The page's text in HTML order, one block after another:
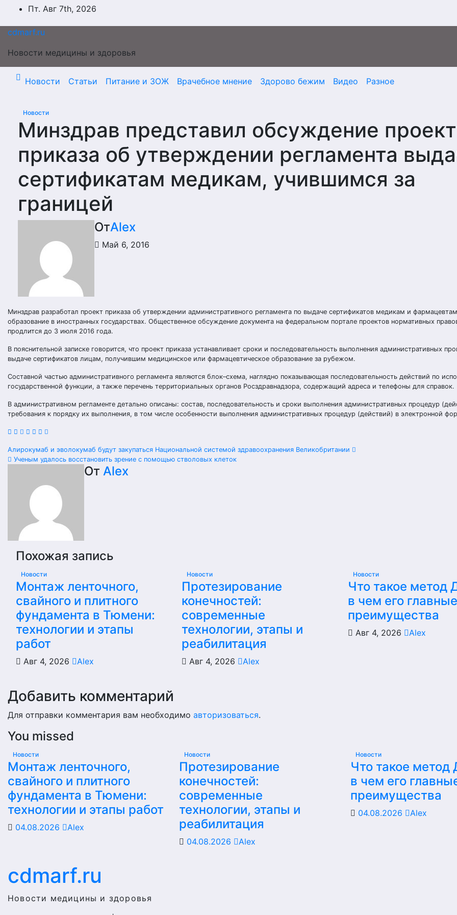
Перейти
содержимому
Пт. Авг 7th, 2026
cdmarf.ru
Новости медицины и здоровья
Новости Статьи Питание и ЗОЖ Врачебное мнение Здорово бежим Видео Разное
Новости
Минздрав представил обсуждение проект
приказа об утверждении регламента
сертификатам медикам, учившимся за
границей
ОтAlex
Май 6, 2016
Минздрав разработал проект приказа об утверждении административного регламента по выдаче сертификатов медикам и
образование в иностранных государствах. Общественное обсуждение документа на федеральном портале проектов нормативных
продлится до 3 июля 2016 года.
В пояснительной записке говорится, что проект приказа устанавливает сроки и последовательность выполнения административных
выдаче сертификатов лицам, получившим медицинское или фармацевтическое образование за рубежом.
Составной частью административного регламента являются блок–схема, наглядно показывающая последовательность действий по
государственной функции, а также перечень территориальных органов Росздравнадзора, содержащий адреса и телефоны для справок.
В административном регламенте детально описаны: состав, последовательность и сроки выполнения административных процедур
требования к порядку их выполнения, в том числе особенности выполнения административных процедур (действий) в электронной
Навигация
записям
Алирокумаб и эволокумаб будут закупаться Национальной системой здравоохранения Великобритании
Ученым удалось восстановить зрение с помощью стволовых клеток
От Alex
Похожая запись
Новости
Монтаж ленточного,
свайного и плитного
фундамента в Тюмени:
технологии и этапы
работ
Авг 4, 2026 Alex
Новости
Протезирование
конечностей:
современные
технологии, этапы и
реабилитация
Авг 4, 2026 Alex
Новости
Что такое метод
в чем его главные
преимущества
Авг 4, 2026 Alex
Добавить комментарий
Для отправки комментария вам необходимо авторизоваться.
You missed
Новости
Монтаж ленточного,
свайного и плитного
фундамента в Тюмени:
технологии и этапы работ
04.08.2026 Alex
Новости
Протезирование
конечностей:
современные
технологии, этапы и
реабилитация
04.08.2026 Alex
Новости
Что такое
в чем его
преимущества
04.08.2026 Alex
cdmarf.ru
Новости медицины и здоровья